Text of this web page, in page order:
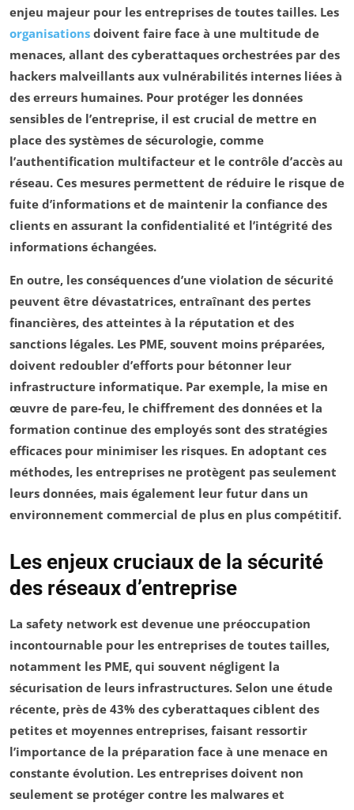
enjeu majeur pour les entreprises de toutes tailles. Les
organisations doivent faire face à une multitude de
menaces, allant des cyberattaques orchestrées par des
hackers malveillants aux vulnérabilités internes liées à
des erreurs humaines. Pour protéger les données
sensibles de l’entreprise, il est crucial de mettre en
place des systèmes de sécurologie, comme
l’authentification multifacteur et le contrôle d’accès au
réseau. Ces mesures permettent de réduire le risque de
fuite d’informations et de maintenir la confiance des
clients en assurant la confidentialité et l’intégrité des
informations échangées.
En outre, les conséquences d’une violation de sécurité
peuvent être dévastatrices, entraînant des pertes
financières, des atteintes à la réputation et des
sanctions légales. Les PME, souvent moins préparées,
doivent redoubler d’efforts pour bétonner leur
infrastructure informatique. Par exemple, la mise en
œuvre de pare-feu, le chiffrement des données et la
formation continue des employés sont des stratégies
efficaces pour minimiser les risques. En adoptant ces
méthodes, les entreprises ne protègent pas seulement
leurs données, mais également leur futur dans un
environnement commercial de plus en plus compétitif.
Les enjeux cruciaux de la sécurité
des réseaux d’entreprise
La safety network est devenue une préoccupation
incontournable pour les entreprises de toutes tailles,
notamment les PME, qui souvent négligent la
sécurisation de leurs infrastructures. Selon une étude
récente, près de 43% des cyberattaques ciblent des
petites et moyennes entreprises, faisant ressortir
l’importance de la préparation face à une menace en
constante évolution. Les entreprises doivent non
seulement se protéger contre les malwares et